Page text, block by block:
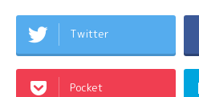
Twitter
Pocket